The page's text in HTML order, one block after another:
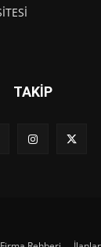
TAKİP